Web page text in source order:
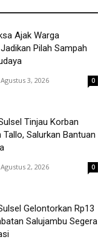
Ajak Warga
Pilah Sampah
Agustus 3, 2026 0
Tinjau Korban
Tallo, Salurkan Bantuan
Agustus 2, 2026 0
Gelontorkan Rp13
Salujambu Segera